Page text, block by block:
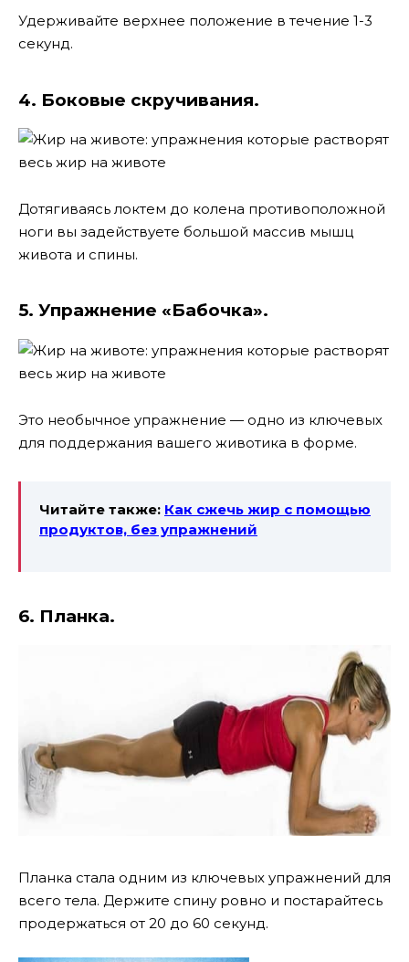
Удерживайте верхнее положение в течение 1-3
секунд.
4. Боковые скручивания.
Дотягиваясь локтем до колена противоположной
ноги вы задействуете большой массив мышц
живота и спины.
5. Упражнение «Бабочка».
Это необычное упражнение — одно из ключевых
для поддержания вашего животика в форме.
Читайте также: Как сжечь жир с помощью
продуктов, без упражнений
6. Планка.
Планка стала одним из ключевых упражнений для
всего тела. Держите спину ровно и постарайтесь
продержаться от 20 до 60 секунд.